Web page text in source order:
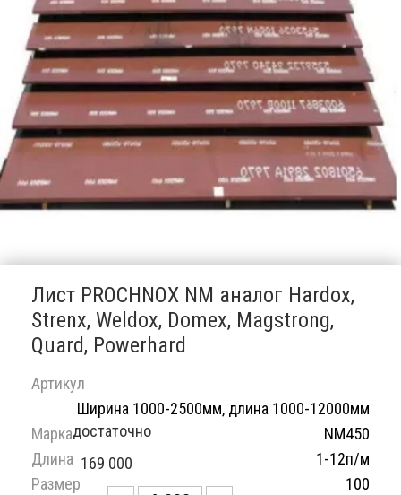
Лист PROCHNOX NM аналог Hardox,
Strenx, Weldox, Domex, Magstrong,
Quard, Powerhard
Артикул
Ширина 1000-2500мм, длина 1000-12000мм
Марка
NM450
Длина
1-12п/м
Размер
100
достаточно
169 000